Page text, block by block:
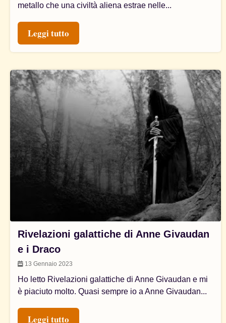
metallo che una civiltà aliena estrae nelle...
Leggi tutto
Rivelazioni galattiche di Anne Givaudan
e i Draco
13 Gennaio 2023
Ho letto Rivelazioni galattiche di Anne Givaudan e mi
è piaciuto molto. Quasi sempre io a Anne Givaudan...
Leggi tutto